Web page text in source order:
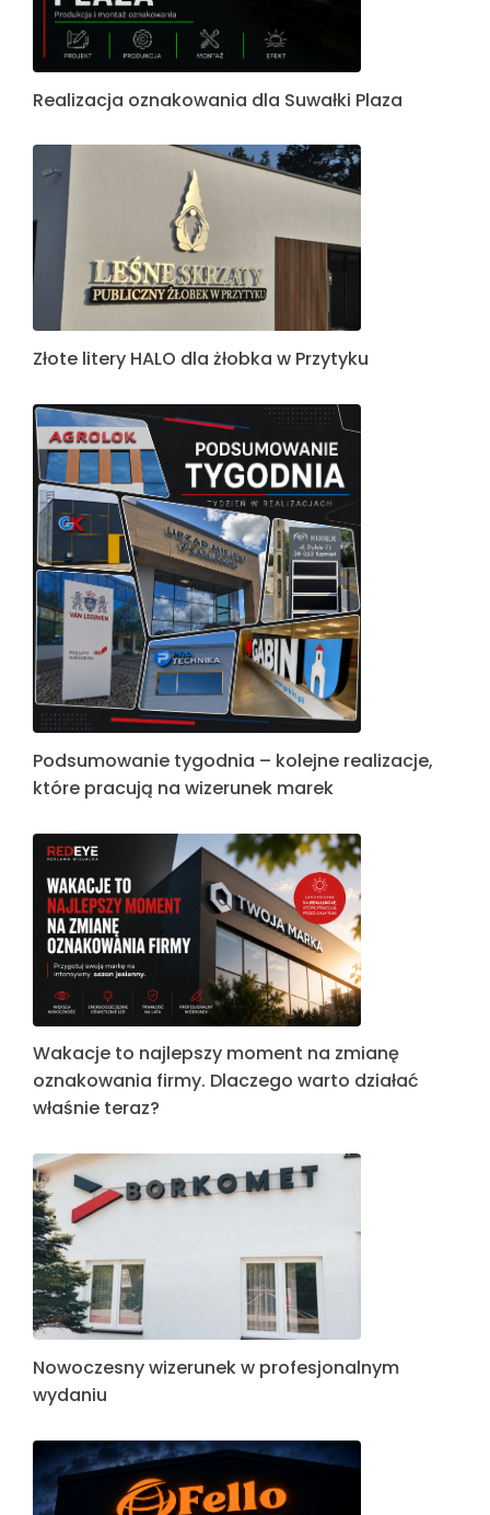
Realizacja oznakowania dla Suwałki Plaza
Złote litery HALO dla żłobka w Przytyku
Podsumowanie tygodnia – kolejne realizacje,
które pracują na wizerunek marek
Wakacje to najlepszy moment na zmianę
oznakowania firmy. Dlaczego warto działać
właśnie teraz?
Nowoczesny wizerunek w profesjonalnym
wydaniu